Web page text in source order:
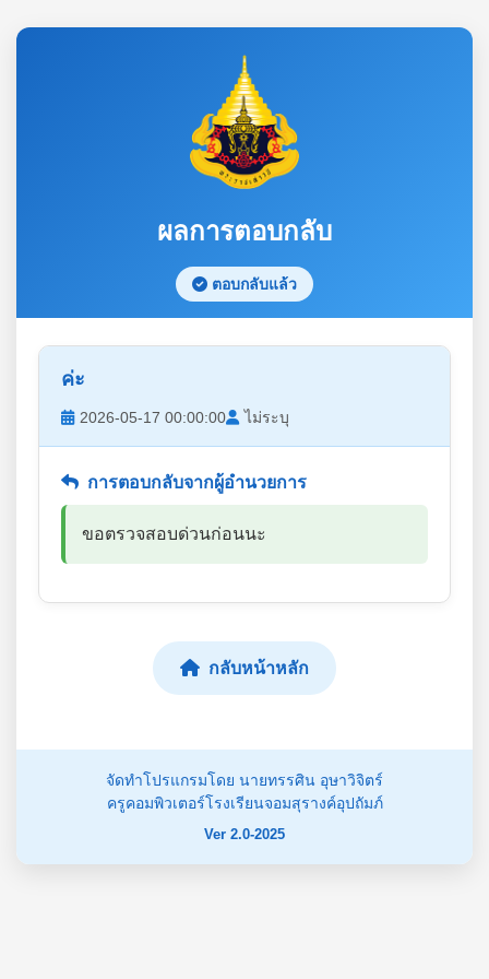
ผลการตอบกลับ
ตอบกลับแล้ว
ค่ะ
2026-05-17 00:00:00 ไม่ระบุ
การตอบกลับจากผู้อำนวยการ
ขอตรวจสอบด่วนก่อนนะ
กลับหน้าหลัก
จัดทำโปรแกรมโดย นายทรรศิน อุษาวิจิตร์
ครูคอมพิวเตอร์โรงเรียนจอมสุรางค์อุปถัมภ์
Ver 2.0-2025